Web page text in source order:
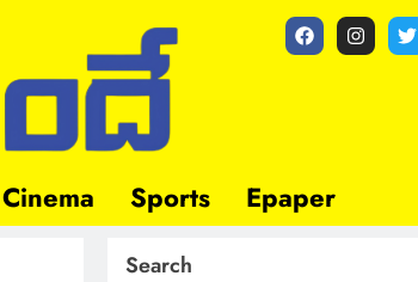
Cinema Sports Epaper
Search